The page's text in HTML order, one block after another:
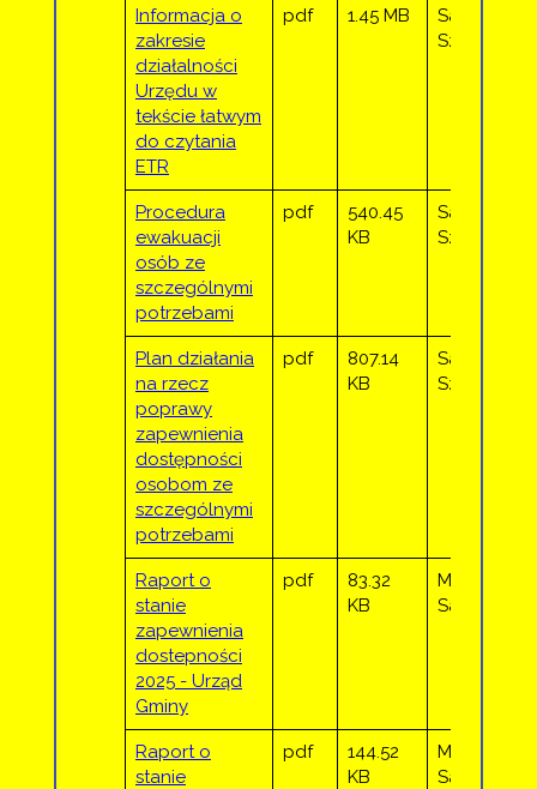
Informacja o
zakresie
działalności
Urzędu w
tekście łatwym
do czytania
ETR
pdf 1.45 MB
Sandra
Sztor
Procedura
ewakuacji
osób ze
szczególnymi
potrzebami
pdf
540.45
KB
Sandra
Sztor
Plan działania
na rzecz
poprawy
zapewnienia
dostępności
osobom ze
szczególnymi
potrzebami
pdf
807.14
KB
Sandra
Sztor
Raport o
stanie
zapewnienia
dostepności
2025 - Urząd
Gminy
pdf
83.32
KB
Marta
Sadowska
Raport o
stanie
pdf
144.52
KB
Marta
Sadowska